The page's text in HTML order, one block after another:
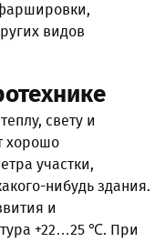
видов
свету и
хорошо
участки,
нибудь здания.
и
+22…25 ℃. При